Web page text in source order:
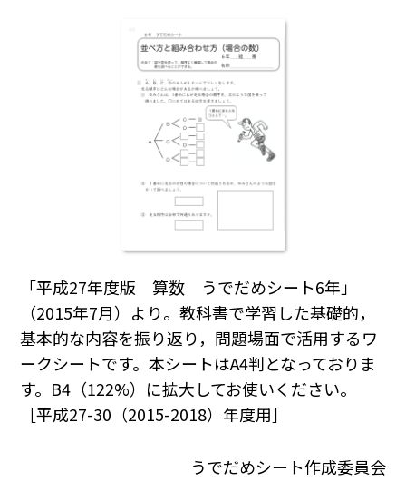
「平成27年度版 算数 うでだめシート6年」
（2015年7月）より。教科書で学習した基礎的，
基本的な内容を振り返り，問題場面で活用するワ
ークシートです。本シートはA4判となっておりま
す。B4（122%）に拡大してお使いください。
［平成27-30（2015-2018）年度用］
うでだめシート作成委員会